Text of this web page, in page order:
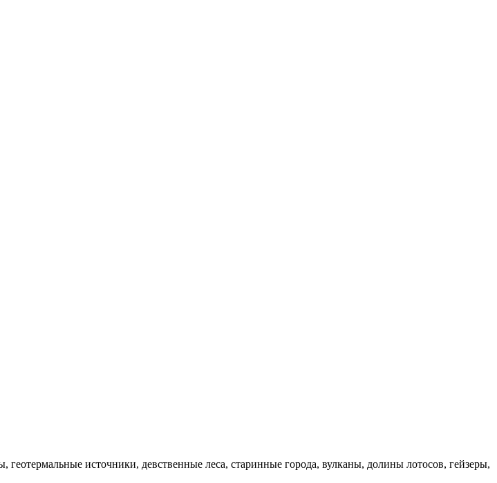
источники, девственные леса, старинные города, вулканы, долины лотосов, гейзеры,